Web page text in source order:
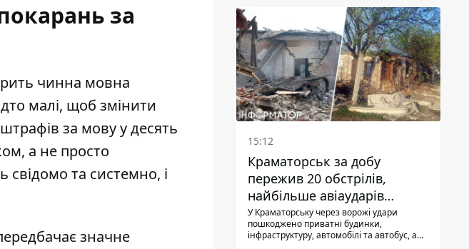
за
чинна мовна
малі, щоб змінити
за мовуу десять
а не просто
та системно, і
значне
15:12
Краматорськ за добу
пережив 20 обстрілів,
найбільше авіаударів
КАБ-250
У Краматорську через ворожі удари
пошкоджено приватні будинки,
інфраструктуру, автомобілі та автобус, а